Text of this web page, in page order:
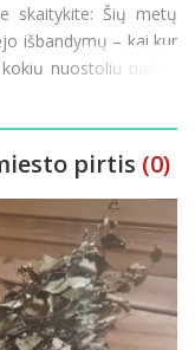
skaitykite: Šių metų
išbandymų – kai kur
nuostolių patyrė
pirtis (0)